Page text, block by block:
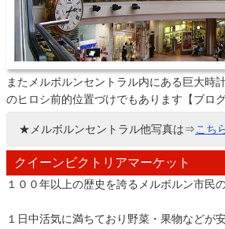
またメルボルンセントラル内にある巨大時
のヒロシ前的位置づけでもあります【ブロ
★メルボルンセントラル他写真は⇒こち
クイーンビクトリアマーケット
１００年以上の歴史を誇るメルボルン市民
１日中活気に満ちており野菜・果物などが